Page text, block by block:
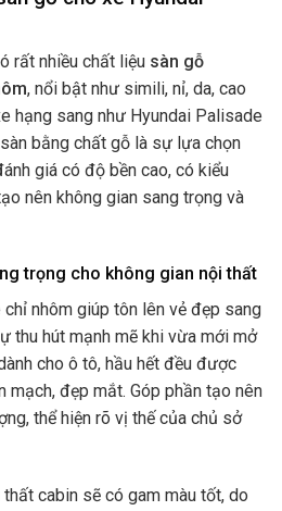
rất nhiều chất liệu sàn gỗ
, nổi bật như simili, nỉ, da, cao
hạng sang như Hyundai Palisade
bằng chất gỗ là sự lựa chọn
giá có độ bền cao, có kiểu
nên không gian sang trọng và
trọng cho không gian nội thất
nhôm giúp tôn lên vẻ đẹp sang
thu hút mạnh mẽ khi vừa mới mở
cho ô tô, hầu hết đều được
đẹp mắt. Góp phần tạo nên
thể hiện rõ vị thế của chủ sở
cabin sẽ có gam màu tốt, do